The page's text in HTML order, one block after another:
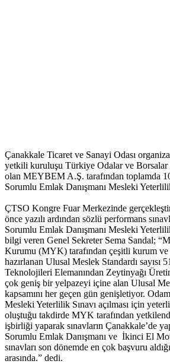
Çanakkale Ticaret ve Sanayi Odası
yetkili kuruluşu Türkiye Odalar ve
olan MEYBEM A.Ş. tarafından toplamda
Sorumlu Emlak Danışmanı Mesleki
ÇTSO Kongre Fuar Merkezinde
önce yazılı ardından sözlü performans
Sorumlu Emlak Danışmanı Mesleki
bilgi veren Genel Sekreter Sema Sandal;
Kurumu (MYK) tarafından çeşitli kurum ve
hazırlanan Ulusal Meslek Standardı sayısı
Teknolojileri Elemanından Zeytinyağı
çok geniş bir yelpazeyi içine alan Ulusal
kapsamını her geçen gün genişletiyor.
Mesleki Yeterlilik Sınavı açılması için
oluştuğu takdirde MYK tarafından
işbirliği yaparak sınavların Çanakkale’de
Sorumlu Emlak Danışmanı ve İkinci El
sınavları son dönemde en çok başvuru
arasında.” dedi.